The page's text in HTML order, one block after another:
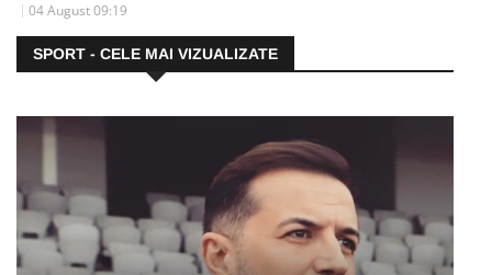
04 August 09:19
SPORT - CELE MAI VIZUALIZATE